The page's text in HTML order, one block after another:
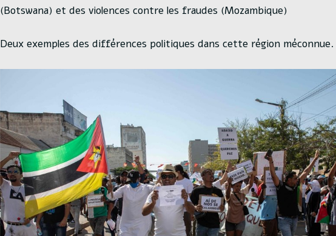
(Botswana) et des violences contre les fraudes (Mozambique)
Deux exemples des différences politiques dans cette région méconnue.